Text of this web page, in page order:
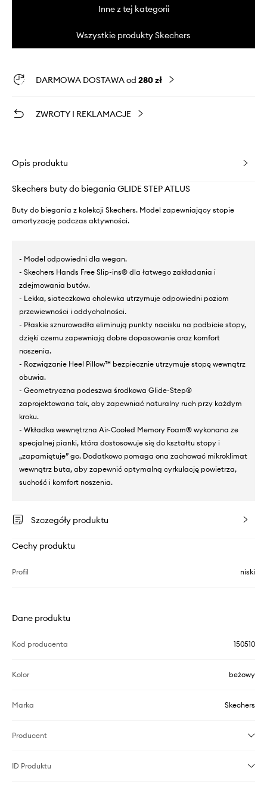
Inne z tej kategorii
Wszystkie produkty Skechers
DARMOWA DOSTAWA od 280 zł
ZWROTY I REKLAMACJE
Opis produktu
Skechers buty do biegania GLIDE STEP ATLUS
Buty do biegania z kolekcji Skechers. Model zapewniający stopie
amortyzację podczas aktywności.
- Model odpowiedni dla wegan.
- Skechers Hands Free Slip-ins® dla łatwego zakładania i
zdejmowania butów.
- Lekka, siateczkowa cholewka utrzymuje odpowiedni poziom
przewiewności i oddychalności.
- Płaskie sznurowadła eliminują punkty nacisku na podbicie stopy,
dzięki czemu zapewniają dobre dopasowanie oraz komfort
noszenia.
- Rozwiązanie Heel Pillow™ bezpiecznie utrzymuje stopę wewnątrz
obuwia.
- Geometryczna podeszwa środkowa Glide-Step®
zaprojektowana tak, aby zapewniać naturalny ruch przy każdym
kroku.
- Wkładka wewnętrzna Air-Cooled Memory Foam® wykonana ze
specjalnej pianki, która dostosowuje się do kształtu stopy i
„zapamiętuje” go. Dodatkowo pomaga ona zachować mikroklimat
wewnątrz buta, aby zapewnić optymalną cyrkulację powietrza,
suchość i komfort noszenia.
Szczegóły produktu
Cechy produktu
Profil niski
Dane produktu
Kod producenta 150510
Kolor beżowy
Marka Skechers
Producent
ID Produktu